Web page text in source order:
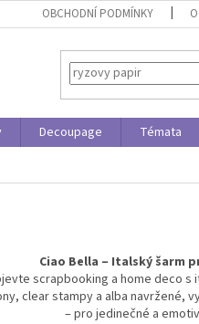
OBCHODNÍ PODMÍNKY
Decoupage Témata
Ciao Bella – Italský šarm
scrapbooking a home deco s
clear stampy a alba navržené,
– pro jedinečné a